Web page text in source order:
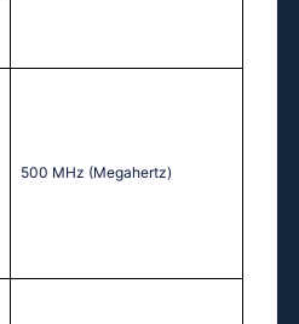
500 MHz (Megahertz)